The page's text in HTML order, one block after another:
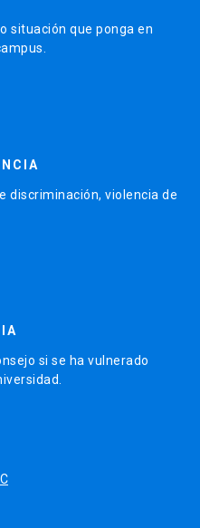
situación que ponga en
discriminación, violencia de
si se ha vulnerado